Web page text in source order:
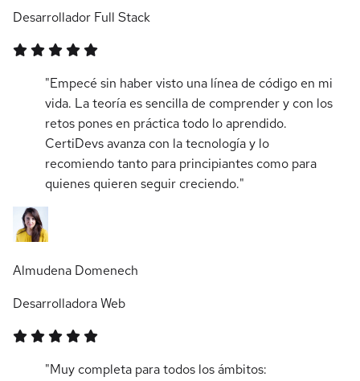
Desarrollador Full Stack
"Empecé sin haber visto una línea de código en mi
vida. La teoría es sencilla de comprender y con los
retos pones en práctica todo lo aprendido.
CertiDevs avanza con la tecnología y lo
recomiendo tanto para principiantes como para
quienes quieren seguir creciendo."
Almudena Domenech
Desarrolladora Web
"Muy completa para todos los ámbitos: